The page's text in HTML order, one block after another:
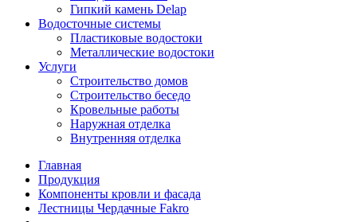
Гипкий камень Delap
Водосточные системы
Пластиковые водостоки
Металлические водостоки
Услуги
Строительство домов
Строительство беседо
Кровельные работы
Наружная отделка
Внутренняя отделка
Главная
Продукция
Компоненты кровли и фасада
Лестницы Чердачные Fakro